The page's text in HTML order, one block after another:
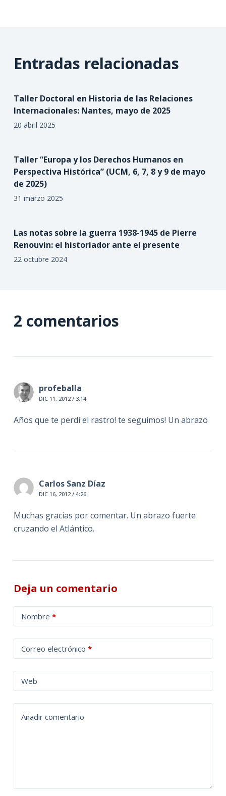
Entradas relacionadas
Taller Doctoral en Historia de las Relaciones
Internacionales: Nantes, mayo de 2025
20 abril 2025
Taller “Europa y los Derechos Humanos en
Perspectiva Histórica” (UCM, 6, 7, 8 y 9 de mayo
de 2025)
31 marzo 2025
Las notas sobre la guerra 1938-1945 de Pierre
Renouvin: el historiador ante el presente
22 octubre 2024
2 comentarios
profeballa
DIC 11, 2012 / 3:14
Años que te perdí el rastro! te seguimos! Un abrazo
Carlos Sanz Díaz
DIC 16, 2012 / 4:26
Muchas gracias por comentar. Un abrazo fuerte
cruzando el Atlántico.
Deja un comentario
Nombre *
Correo electrónico *
Web
Añadir comentario
l
t
a
t